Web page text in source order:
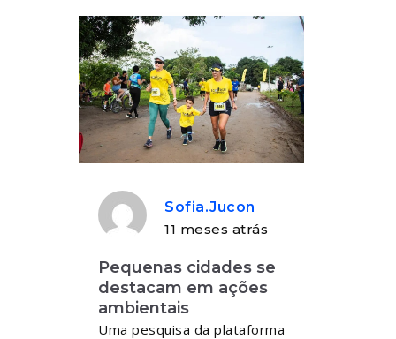
Sofia.jucon
11 meses atrás
Pequenas cidades se
destacam em ações
ambientais
Uma pesquisa da plataforma